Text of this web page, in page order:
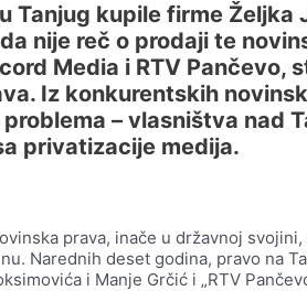
Tanjug kupile firme Željka
nije reč o prodaji te
Media i RTV
Iz konkurentskih
– vlasništva nad
privatizacije medija.
prava, inače u državnoj
Narednih deset godina, pravo na
i Manje Grčić i „RTV